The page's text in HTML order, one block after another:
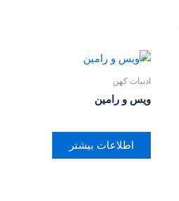
ادبیات کهن
ویس و رامین
اطلاعات بیشتر